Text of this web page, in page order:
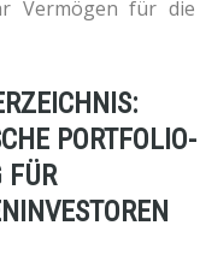
Vermögen für
PORTFOLIO-
FÜR